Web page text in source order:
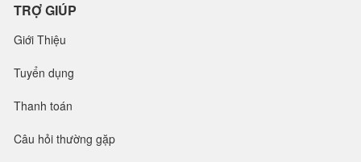
TRỢ GIÚP
Giới Thiệu
Tuyển dụng
Thanh toán
Câu hỏi thường gặp